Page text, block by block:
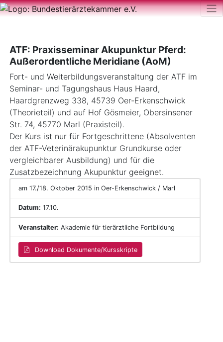
ATF: Praxisseminar Akupunktur Pferd:
Außerordentliche Meridiane (AoM)
Fort- und Weiterbildungsveranstaltung der ATF im
Seminar- und Tagungshaus Haus Haard,
Haardgrenzweg 338, 45739 Oer-Erkenschwick
(Theorieteil) und auf Hof Gösmeier, Obersinsener
Str. 74, 45770 Marl (Praxisteil).
Der Kurs ist nur für Fortgeschrittene (Absolventen
der ATF-Veterinärakupunktur Grundkurse oder
vergleichbarer Ausbildung) und für die
Zusatzbezeichnung Akupunktur geeignet.
am 17./18. Oktober 2015 in Oer-Erkenschwick / Marl
Datum: 17.10.
Veranstalter: Akademie für tierärztliche Fortbildung
Download Dokumente/Kursskripte